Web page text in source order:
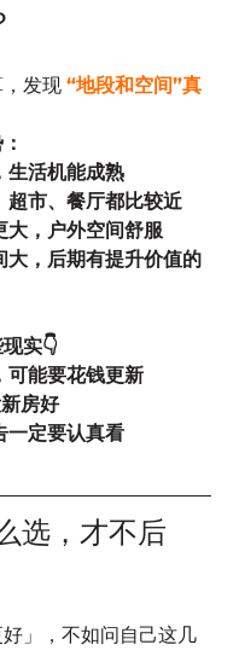
发现 “地段和空间”真
生活机能成熟
超市、餐厅都比较近
大，户外空间舒服
大，后期有提升价值的
实👇
可能要花钱更新
房好
一定要认真看
选，才不后
」，不如问自己这几